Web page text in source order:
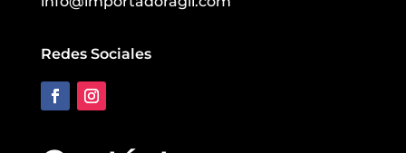
Redes Sociales